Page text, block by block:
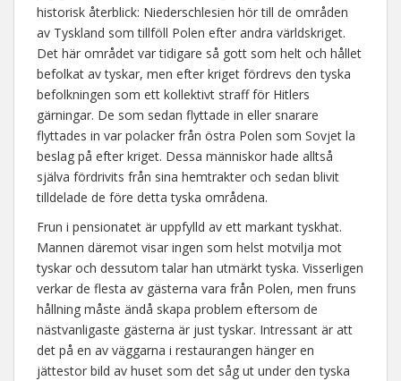
historisk återblick: Niederschlesien hör till de områden
av Tyskland som tillföll Polen efter andra världskriget.
Det här området var tidigare så gott som helt och hållet
befolkat av tyskar, men efter kriget fördrevs den tyska
befolkningen som ett kollektivt straff för Hitlers
gärningar. De som sedan flyttade in eller snarare
flyttades in var polacker från östra Polen som Sovjet la
beslag på efter kriget. Dessa människor hade alltså
själva fördrivits från sina hemtrakter och sedan blivit
tilldelade de före detta tyska områdena.
Frun i pensionatet är uppfylld av ett markant tyskhat.
Mannen däremot visar ingen som helst motvilja mot
tyskar och dessutom talar han utmärkt tyska. Visserligen
verkar de flesta av gästerna vara från Polen, men fruns
hållning måste ändå skapa problem eftersom de
nästvanligaste gästerna är just tyskar. Intressant är att
det på en av väggarna i restaurangen hänger en
jättestor bild av huset som det såg ut under den tyska